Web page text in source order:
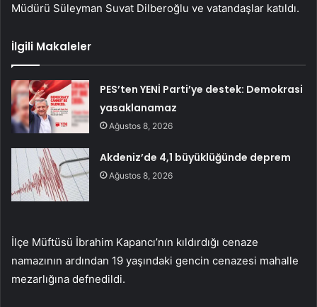
Müdürü Süleyman Suvat Dilberoğlu ve vatandaşlar katıldı.
İlgili Makaleler
PES’ten YENİ Parti’ye destek: Demokrasi
yasaklanamaz
Ağustos 8, 2026
Akdeniz’de 4,1 büyüklüğünde deprem
Ağustos 8, 2026
İlçe Müftüsü İbrahim Kapancı’nın kıldırdığı cenaze
namazının ardından 19 yaşındaki gencin cenazesi mahalle
mezarlığına defnedildi.